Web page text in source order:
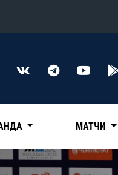
Конференция «Восток»
Нефтехимик
МАТЧИ